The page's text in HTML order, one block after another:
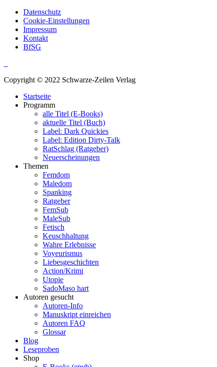
Datenschutz
Cookie-Einstellungen
Impressum
Kontakt
BfSG
Copyright © 2022 Schwarze-Zeilen Verlag
Startseite
Programm
alle Titel (E-Books)
aktuelle Titel (Buch)
Label: Dark Quickies
Label: Edition Dirty-Talk
RatSchlag (Ratgeber)
Neuerscheinungen
Themen
Femdom
Maledom
Spanking
Ratgeber
FemSub
MaleSub
Fetisch
Keuschhaltung
Wahre Erlebnisse
Voyeurismus
Liebesgeschichten
Action/Krimi
Utopie
SadoMaso hart
Autoren gesucht
Autoren-Info
Manuskript einreichen
Autoren FAQ
Glossar
Blog
Leseproben
Shop